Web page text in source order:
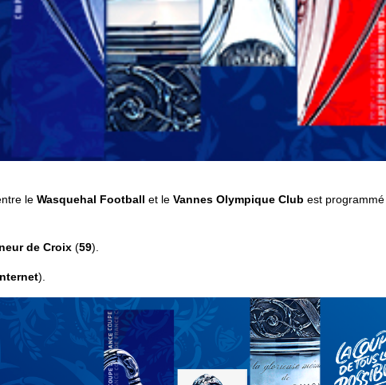
leWasquehal Football et leVannes Olympique Club est
de Croix (59).
).